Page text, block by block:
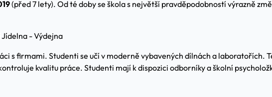
(před 7 lety). Od té doby se škola s největší pravděpodobností výrazně
Jídelna - Výdejna
s firmami. Studenti se učí v moderně vybavených dílnách a laboratořích.
kvalitu práce. Studenti mají k dispozici odborníky a školní